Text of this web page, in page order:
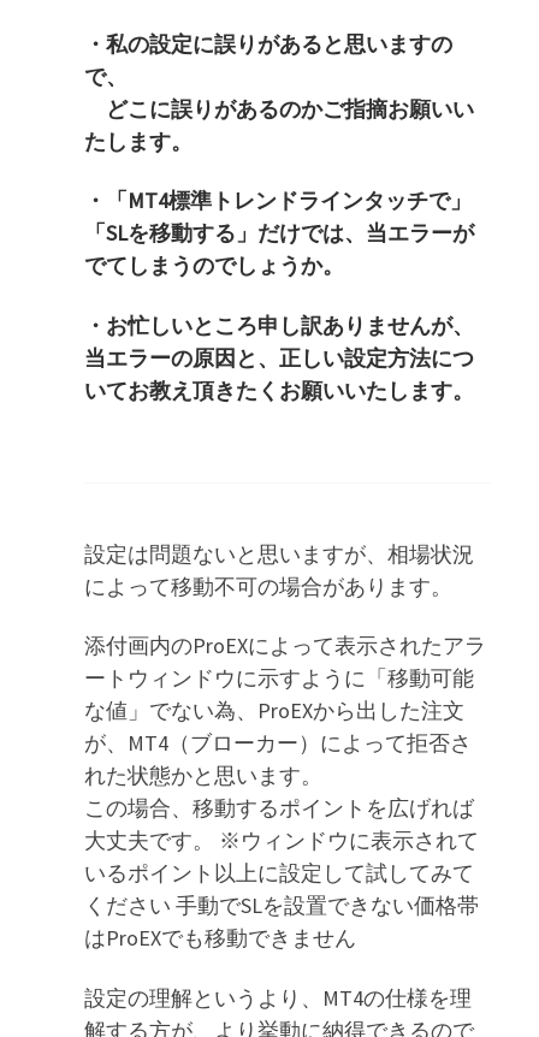
・私の設定に誤りがあると思いますの
で、
どこに誤りがあるのかご指摘お願いい
たします。
・「MT4標準トレンドラインタッチで」
「SLを移動する」 だけでは、当エラーが
でてしまうのでしょうか。
・お忙しいところ申し訳ありませんが、
当エラーの原因と、 正しい設定方法につ
いてお教え頂きたくお願いいたします。
設定は問題ないと思いますが、相場状況
によって移動不可の場合があります。
添付画内のProEXによって表示されたアラ
ートウィンドウに示すように「移動可能
な値」でない為、ProEXから出した注文
が、MT4（ブローカー）によって拒否さ
れた状態かと思います。
この場合、移動するポイントを広げれば
大丈夫です。 ※ウィンドウに表示されて
いるポイント以上に設定して試してみて
ください 手動でSLを設置できない価格帯
はProEXでも移動できません
設定の理解というより、MT4の仕様を理
解する方が、より挙動に納得できるので